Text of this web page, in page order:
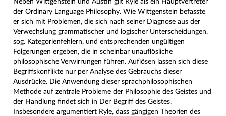
Neben Wittgenstein und Austin gilt Ryle als ein Hauptvertreter
der Ordinary Language Philosophy. Wie Wittgenstein befasste
er sich mit Problemen, die sich nach seiner Diagnose aus der
Verwechslung grammatischer und logischer Unterscheidungen,
sog. Kategorienfehlern, und entsprechenden ungültigen
Folgerungen ergeben, die in scheinbar unauflösliche
philosophische Verwirrungen führen. Auflösen lassen sich diese
Begriffskonflikte nur per Analyse des Gebrauchs dieser
Ausdrücke. Die Anwendung dieser sprachphilosophischen
Methode auf zentrale Probleme der Philosophie des Geistes und
der Handlung findet sich in Der Begriff des Geistes.
Insbesondere argumentiert Ryle, dass gängigen Theorien des